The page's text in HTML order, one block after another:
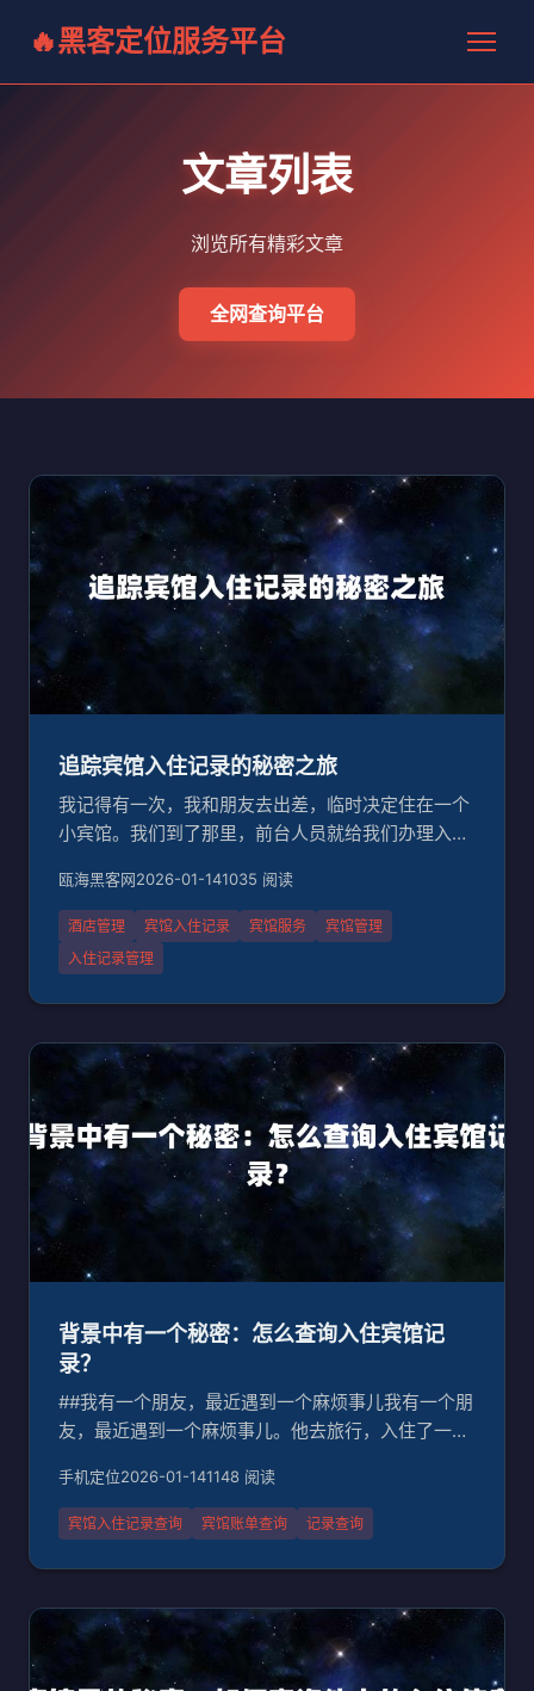
黑客定位服务平台
文章列表
浏览所有精彩文章
全网查询平台
追踪宾馆入住记录的秘密之旅
我记得有一次，我和朋友去出差，临时决定住在一个
小宾馆。我们到了那里，前台人员就给我们办理入住
根本没有留存相关的信息。我们只好问周围的人，才
知道他们有一个老旧的登记册放在后台。想想都觉得
可笑，难道我们还要回到古代？##为什么要查询宾馆
入住记录？其实，查询宾
瓯海黑客网2026-01-141035 阅读
酒店管理 宾馆入住记录 宾馆服务
宾馆管理
入住记录管理
背景中有一个秘密：怎么查询入住宾馆记
录？
##我有一个朋友，最近遇到一个麻烦事儿我有一个朋
友，最近遇到一个麻烦事儿。他去旅行，入住了一个
补齐账单，但他实在找不到任何证据。这种情况下，
怎么办呢？##我突然想起了一个问题：宾馆入住记录
能不能查询？最近，宾馆入住记录查询的问题变得越
来越常见。尤其是对于
手机定位2026-01-141148 阅读
宾馆入住记录查询 宾馆账单查询 记录查询